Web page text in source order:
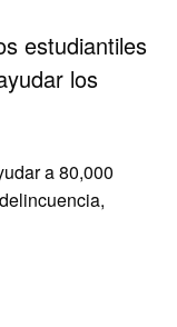
estudiantiles
los
a 80,000